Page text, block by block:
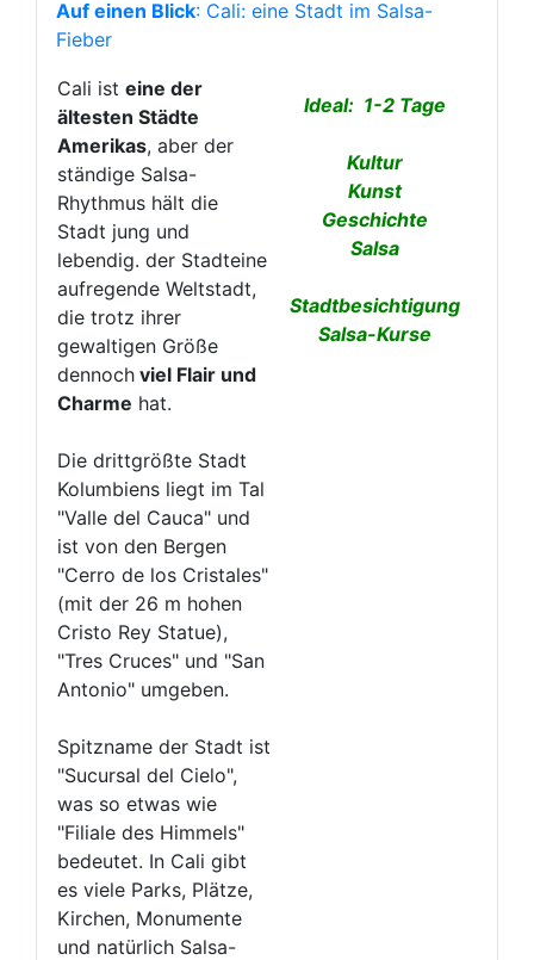
Auf einen Blick: Cali: eine Stadt im Salsa-
Fieber
Cali ist eine der
ältesten Städte
Amerikas, aber der
ständige Salsa-
Rhythmus hält die
Stadt jung und
lebendig. der Stadteine
aufregende Weltstadt,
die trotz ihrer
gewaltigen Größe
dennoch viel Flair und
Charme hat.
Die drittgrößte Stadt
Kolumbiens liegt im Tal
"Valle del Cauca" und
ist von den Bergen
"Cerro de los Cristales"
(mit der 26 m hohen
Cristo Rey Statue),
"Tres Cruces" und "San
Antonio" umgeben.
Spitzname der Stadt ist
"Sucursal del Cielo",
was so etwas wie
"Filiale des Himmels"
bedeutet. In Cali gibt
es viele Parks, Plätze,
Kirchen, Monumente
und natürlich Salsa-
Ideal: 1-2 Tage
Kultur
Kunst
Geschichte
Salsa
Stadtbesichtigung
Salsa-Kurse